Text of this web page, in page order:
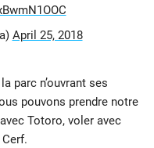
April 25, 2018
parc n’ouvrant ses
pouvons prendre notre
Totoro, voler avec